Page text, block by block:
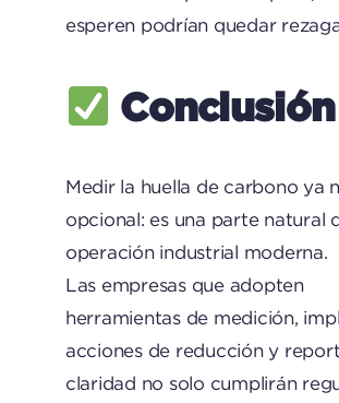
esperen podrían quedar
Conclusión
Medir la huella de carbono ya
opcional: es una parte natural
operación industrial moderna.
Las empresas que adopten
herramientas de medición,
acciones de reducción y
claridad no solo cumplirán